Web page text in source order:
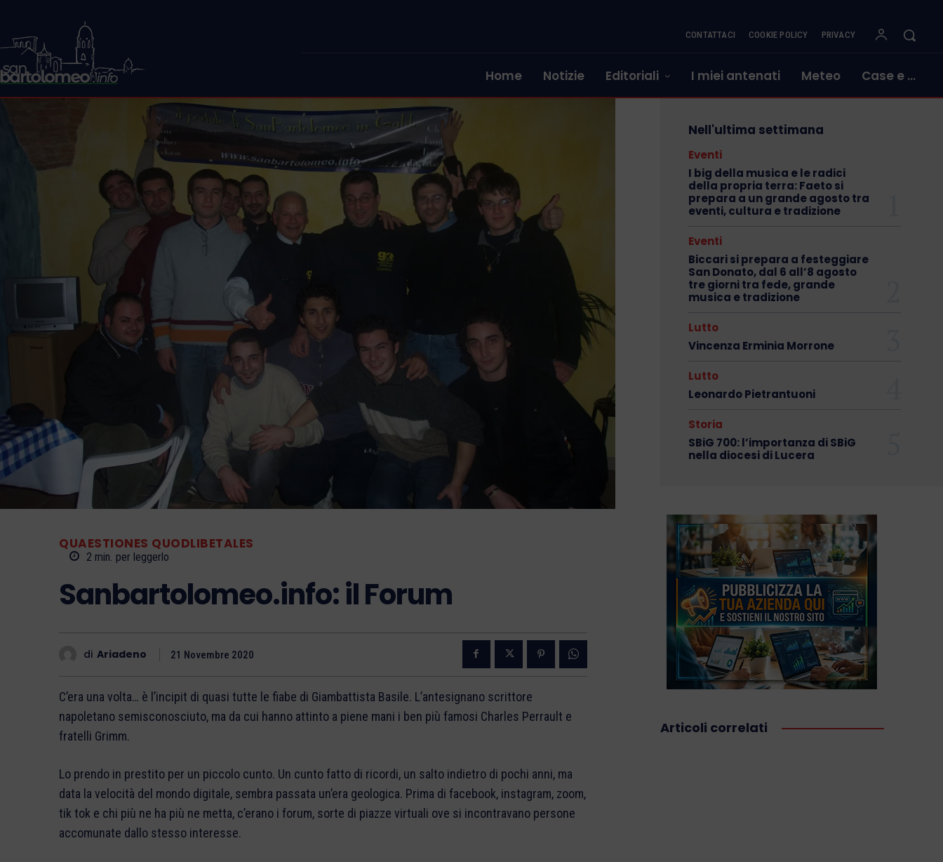
CONTATTACI COOKIE POLICY PRIVACY
Home Notizie Editoriali I miei antenati Meteo Case e …
QUAESTIONES QUODLIBETALES
2 min. per leggerlo
Sanbartolomeo.info: il Forum
di Ariadeno 21 Novembre 2020
C’era una volta… è l’incipit di quasi tutte le fiabe di Giambattista Basile. L’antesignano scrittore
napoletano semisconosciuto, ma da cui hanno attinto a piene mani i ben più famosi Charles Perrault e
fratelli Grimm.
Lo prendo in prestito per un piccolo cunto. Un cunto fatto di ricordi, un salto indietro di pochi anni, ma
data la velocità del mondo digitale, sembra passata un’era geologica. Prima di facebook, instagram, zoom,
tik tok e chi più ne ha più ne metta, c’erano i forum, sorte di piazze virtuali ove si incontravano persone
accomunate dallo stesso interesse.
Nell'ultima settimana
Eventi
I big della musica e le radici
della propria terra: Faeto si
prepara a un grande agosto tra
eventi, cultura e tradizione
Eventi
Biccari si prepara a festeggiare
San Donato, dal 6 all’8 agosto
tre giorni tra fede, grande
musica e tradizione
Lutto
Vincenza Erminia Morrone
Lutto
Leonardo Pietrantuoni
Storia
SBiG 700: l’importanza di SBiG
nella diocesi di Lucera
Articoli correlati